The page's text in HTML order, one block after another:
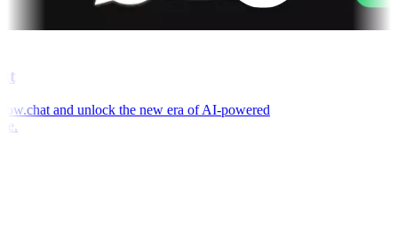
and unlock the new era of AI-powered